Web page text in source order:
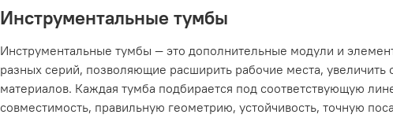
Инструментальные тумбы
Инструментальные тумбы — это дополнительные модули и
разных серий, позволяющие расширить рабочие места,
материалов. Каждая тумба подбирается под соответствующую
совместимость, правильную геометрию, устойчивость, точную